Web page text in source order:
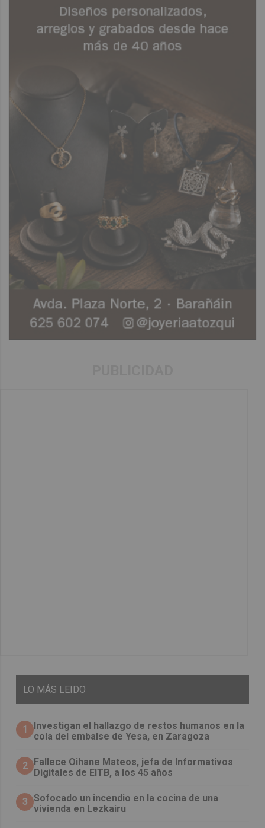
LO MÁS LEIDO
1
Investigan el hallazgo de restos humanos en la
cola del embalse de Yesa, en Zaragoza
2
Fallece Oihane Mateos, jefa de Informativos
Digitales de EITB, a los 45 años
3 Sofocado un incendio en la cocina de una
vivienda en Lezkairu